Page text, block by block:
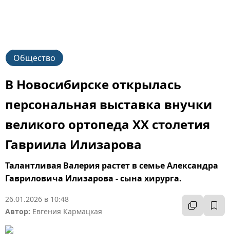
Общество
В Новосибирске открылась
персональная выставка внучки
великого ортопеда XX столетия
Гавриила Илизарова
Талантливая Валерия растет в семье Александра
Гавриловича Илизарова - сына хирурга.
26.01.2026 в 10:48
Автор: Евгения Кармацкая